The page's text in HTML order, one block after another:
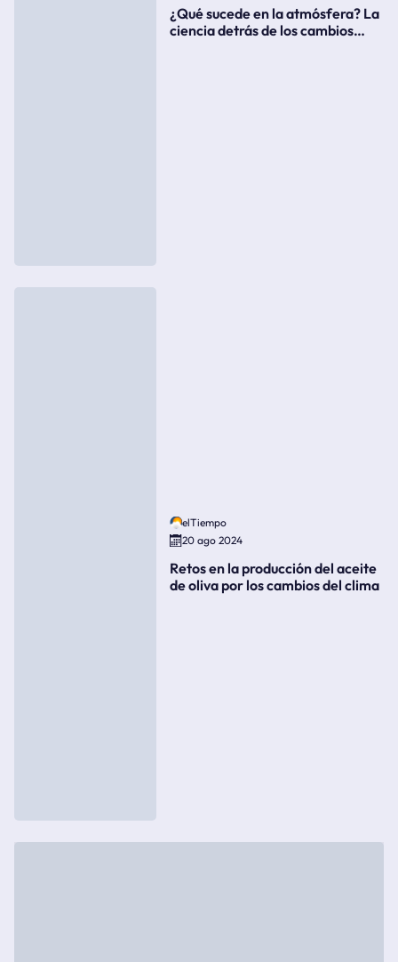
¿Qué sucede en la atmósfera? La
ciencia detrás de los cambios
elTiempo
20 ago 2024
Retos en la producción del aceite
de oliva por los cambios del clima